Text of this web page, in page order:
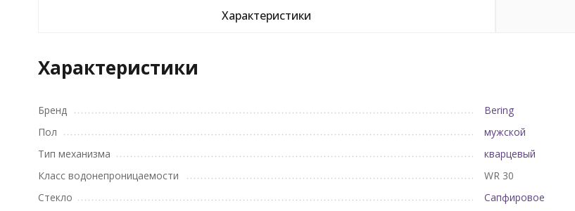
Характеристики
Характеристики
Бренд
Bering
Пол
мужской
Тип механизма
кварцевый
Класс водонепроницаемости
WR 30
Стекло
Сапфировое